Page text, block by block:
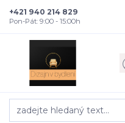
+421 940 214 829
Pon-Pát: 9:00 - 15:00h